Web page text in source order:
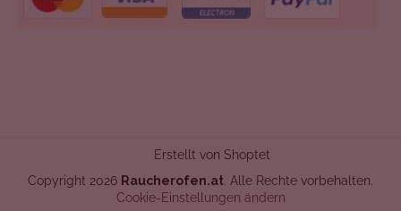
Erstellt von Shoptet
Copyright 2026 Raucherofen.at . Alle Rechte vorbehalten.
Cookie-Einstellungen ändern